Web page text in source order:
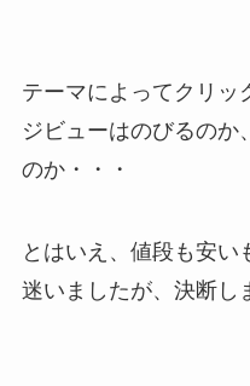
テーマによってクリッ
ジビューはのびるのか
のか・・・
とはいえ、値段も安い
迷いましたが、決断し